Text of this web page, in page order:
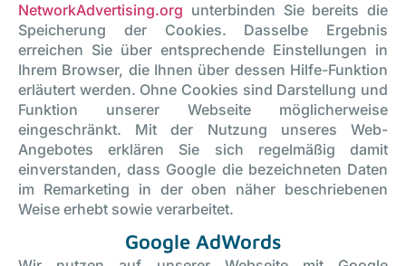
NetworkAdvertising.org unterbinden Sie bereits die
Speicherung der Cookies. Dasselbe Ergebnis
erreichen Sie über entsprechende Einstellungen in
Ihrem Browser, die Ihnen über dessen Hilfe-Funktion
erläutert werden. Ohne Cookies sind Darstellung und
Funktion unserer Webseite möglicherweise
eingeschränkt. Mit der Nutzung unseres Web-
Angebotes erklären Sie sich regelmäßig damit
einverstanden, dass Google die bezeichneten Daten
im Remarketing in der oben näher beschriebenen
Weise erhebt sowie verarbeitet.
Google AdWords